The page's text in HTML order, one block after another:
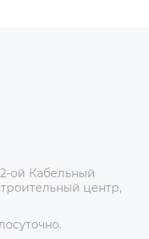
ой Кабельный
центр,